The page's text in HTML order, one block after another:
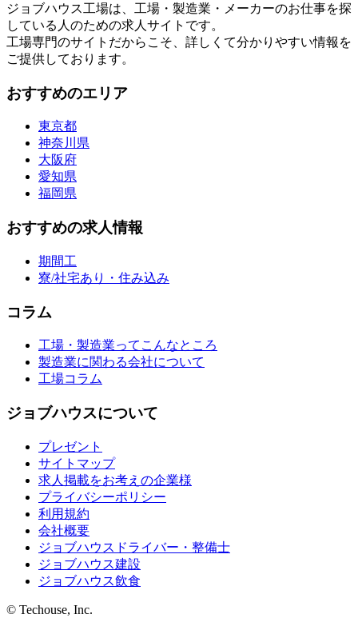
ジョブハウス工場は、工場・製造業・メーカーのお仕事を探
している人のための求人サイトです。
工場専門のサイトだからこそ、詳しくて分かりやすい情報を
ご提供しております。
おすすめのエリア
東京都
神奈川県
大阪府
愛知県
福岡県
おすすめの求人情報
期間工
寮/社宅あり・住み込み
コラム
工場・製造業ってこんなところ
製造業に関わる会社について
工場コラム
ジョブハウスについて
プレゼント
サイトマップ
求人掲載をお考えの企業様
プライバシーポリシー
利用規約
会社概要
ジョブハウスドライバー・整備士
ジョブハウス建設
ジョブハウス飲食
© Techouse, Inc.